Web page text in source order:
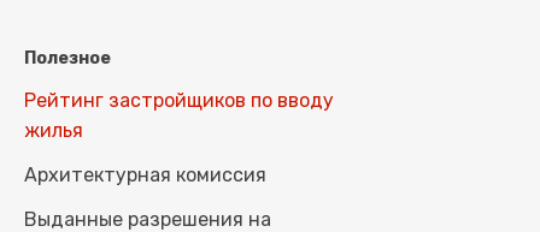
Полезное
Рейтинг застройщиков по вводу
жилья
Архитектурная комиссия
Выданные разрешения на